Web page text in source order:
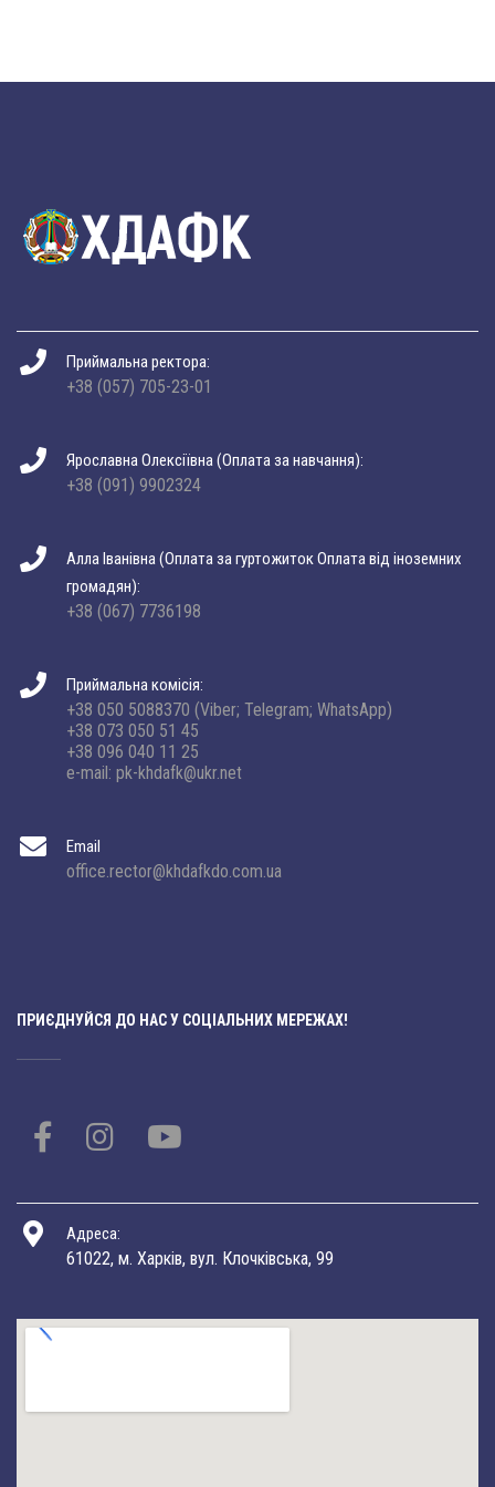
Приймальна ректора:
+38 (057) 705-23-01
Ярославна Олексіївна (Оплата за навчання):
+38 (091) 9902324
Алла Іванівна (Оплата за гуртожиток Оплата від іноземних
громадян):
+38 (067) 7736198
Приймальна комісія:
+38 050 5088370 (Viber; Telegram; WhatsApp)
+38 073 050 51 45
+38 096 040 11 25
e-mail: pk-khdafk@ukr.net
Email
office.rector@khdafkdo.com.ua
ПРИЄДНУЙСЯ ДО НАС У СОЦІАЛЬНИХ МЕРЕЖАХ!
Адреса:
61022, м. Харків, вул. Клочківська, 99